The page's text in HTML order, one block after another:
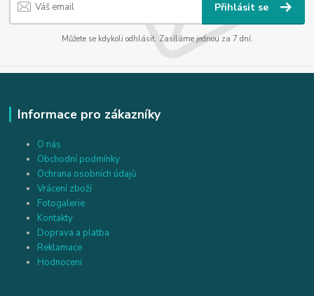
Přihlásit se
Můžete se kdykoli odhlásit. Zasíláme jednou za 7 dní.
Informace pro zákazníky
O nás
Obchodní podmínky
Ochrana osobních údajů
Vrácení zboží
Fotogalerie
Kontakty
Doprava a platba
Reklamace
Hodnoceni